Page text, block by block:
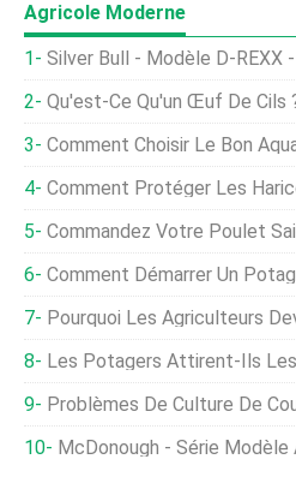
Agricole Moderne
Silver Bull - Modèle D-REXX
Qu'est-Ce Qu'un Œuf De Cils
Comment Choisir Le Bon
Comment Protéger Les Haricots, Pois, Tomates Et
Commandez Votre Poulet Saignant :les
Comment Démarrer Un Potager
Pourquoi Les Agriculteurs Devraient
Les Potagers Attirent-Ils
Problèmes De Culture De Courgettes :problèmes
McDonough - Série Modèle